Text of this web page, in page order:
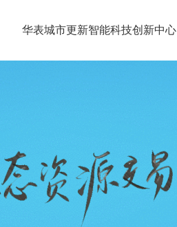
华表城市更新智能科技创新中心